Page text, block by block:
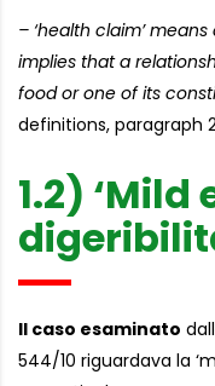
– ‘health claim’
implies that a
food or one of its
definitions, paragraph
1.2) ‘Mild
Il caso esaminato
544/10 riguardava la